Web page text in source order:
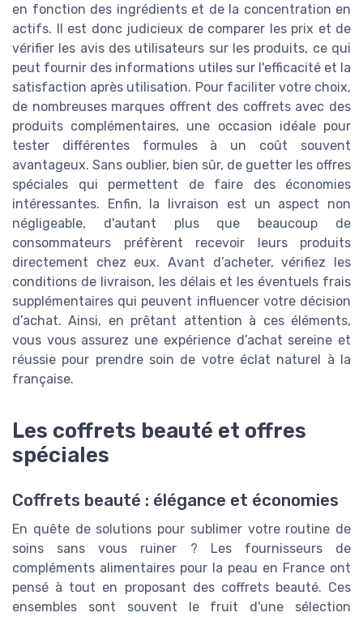
en fonction des ingrédients et de la concentration en
actifs. Il est donc judicieux de comparer les prix et de
vérifier les avis des utilisateurs sur les produits, ce qui
peut fournir des informations utiles sur l'efficacité et la
satisfaction après utilisation. Pour faciliter votre choix,
de nombreuses marques offrent des coffrets avec des
produits complémentaires, une occasion idéale pour
tester différentes formules à un coût souvent
avantageux. Sans oublier, bien sûr, de guetter les offres
spéciales qui permettent de faire des économies
intéressantes. Enfin, la livraison est un aspect non
négligeable, d'autant plus que beaucoup de
consommateurs préfèrent recevoir leurs produits
directement chez eux. Avant d’acheter, vérifiez les
conditions de livraison, les délais et les éventuels frais
supplémentaires qui peuvent influencer votre décision
d’achat. Ainsi, en prêtant attention à ces éléments,
vous vous assurez une expérience d’achat sereine et
réussie pour prendre soin de votre éclat naturel à la
française.
Les coffrets beauté et offres
spéciales
Coffrets beauté : élégance et économies
En quête de solutions pour sublimer votre routine de
soins sans vous ruiner ? Les fournisseurs de
compléments alimentaires pour la peau en France ont
pensé à tout en proposant des coffrets beauté. Ces
ensembles sont souvent le fruit d'une sélection